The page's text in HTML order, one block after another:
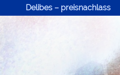
Delibes – preisnachlass